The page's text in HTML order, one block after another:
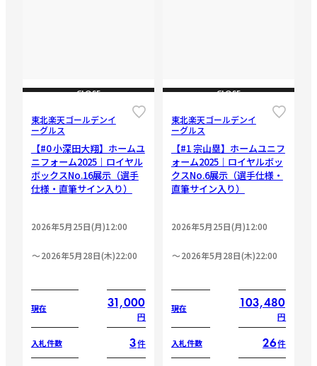
CLOSE
東北楽天ゴールデンイ
ーグルス
【#0 小深田大翔】ホームユ
ニフォーム2025｜ロイヤル
ボックスNo.16展示（選手
仕様・直筆サイン入り）
2026年5月25日(月)12:00
2026年5月28日(木)22:00
現在 31,000
円
入札件数 3件
CLOSE
東北楽天ゴールデンイ
ーグルス
【#1 宗山塁】ホームユニフ
ォーム2025｜ロイヤルボッ
クスNo.6展示（選手仕様・
直筆サイン入り）
2026年5月25日(月)12:00
2026年5月28日(木)22:00
現在 103,480
円
入札件数 26件